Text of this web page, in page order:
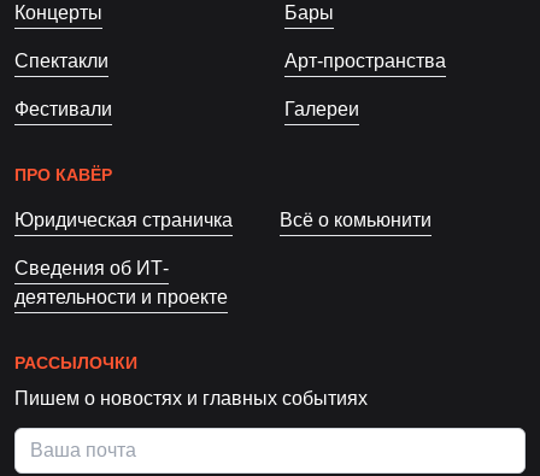
Концерты
Спектакли
Фестивали
Бары
Арт-пространства
Галереи
ПРО КАВЁР
Юридическая страничка Всё о комьюнити
Сведения об ИТ-
деятельности и проекте
РАССЫЛОЧКИ
Пишем о новостях и главных событиях